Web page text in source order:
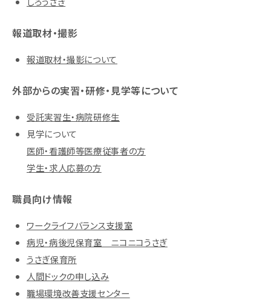
報道取材・撮影
報道取材・撮影について
外部からの実習・研修・見学等について
受託実習生・病院研修生
見学について
医師・看護師等医療従事者の方
学生・求人応募の方
職員向け情報
ワークライフバランス支援室
病児・病後児保育室 ニコニコうさぎ
うさぎ保育所
人間ドックの申し込み
職場環境改善支援センター